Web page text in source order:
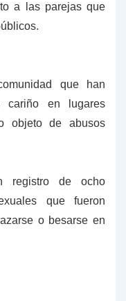
a las parejas que
que han
cariño en lugares
objeto de abusos
registro de ocho
que fueron
o besarse en